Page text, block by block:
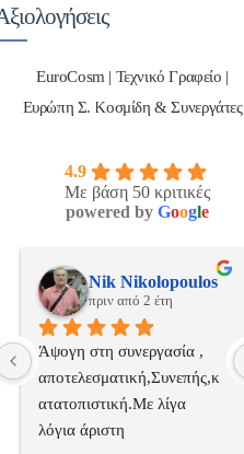
EuroCosm | Τεχνικό Γραφείο |
Ευρώπη Σ. Κοσμίδη & Συνεργάτες
4.9
Με βάση 50 κριτικές
powered by Google
ManosBX
πριν από 2 έτη
Επαγγελματίας  Άψογη
συνεργασία